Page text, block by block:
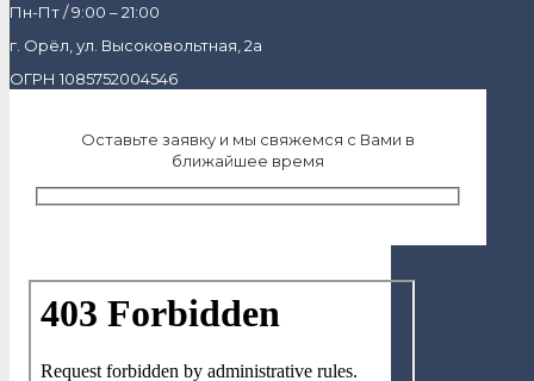
Пн-Пт / 9:00 – 21:00
г. Орёл, ул. Высоковольтная, 2а
ОГРН 1085752004546
Оставьте заявку и мы свяжемся с Вами в
ближайшее время